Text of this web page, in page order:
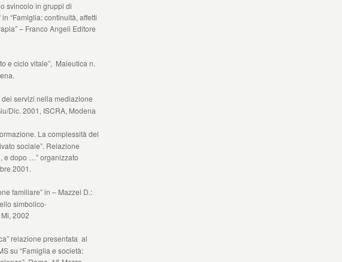
svincolo in gruppi di
“Famiglia: continuità, affetti
– Franco Angeli Editore
e ciclo vitale”, Maieutica n.
dei servizi nella mediazione
Dic. 2001, ISCRA, Modena
La complessità del
sociale”. Relazione
e dopo …” organizzato
2001.
familiare” in – Mazzei D.:
simbolico-
2002
relazione presentata al
su “Famiglia e società: